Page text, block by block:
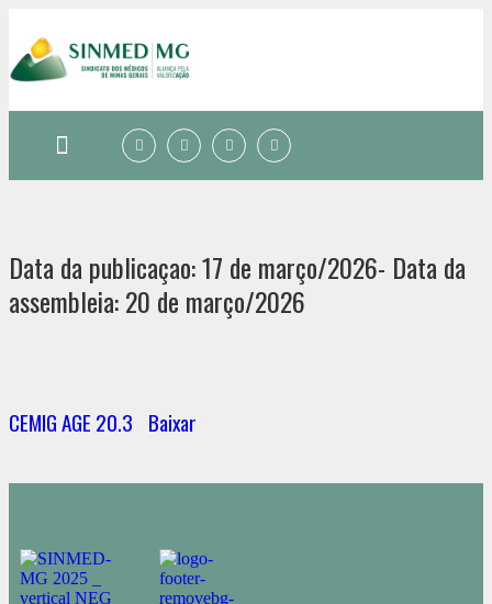
Data da publicaçao: 17 de março/2026- Data da
assembleia: 20 de março/2026
CEMIG AGE 20.3 Baixar